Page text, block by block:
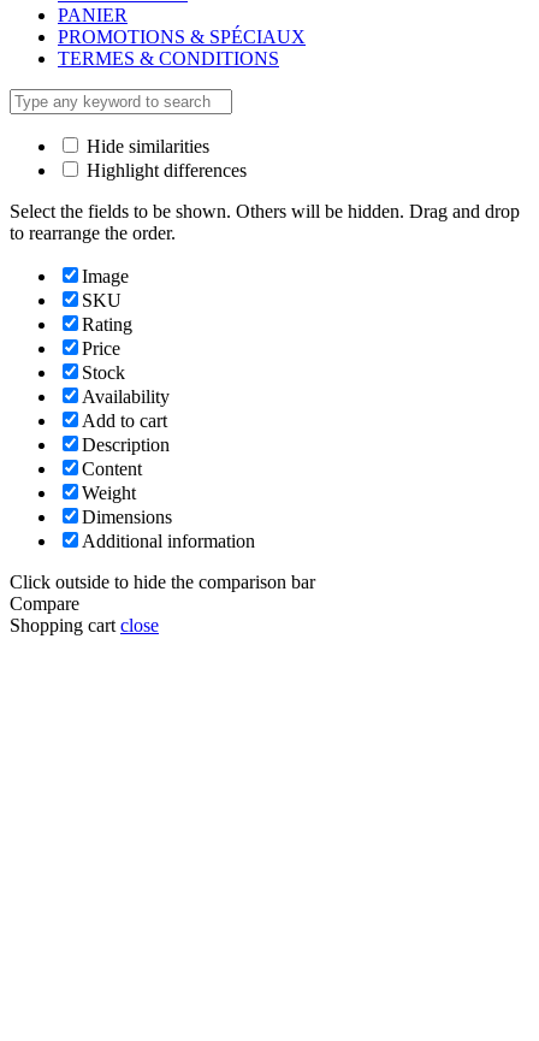
PANIER
PROMOTIONS & SPÉCIAUX
TERMES & CONDITIONS
Hide similarities
Highlight differences
Select the fields to be shown. Others will be hidden. Drag and drop
to rearrange the order.
Image
SKU
Rating
Price
Stock
Availability
Add to cart
Description
Content
Weight
Dimensions
Additional information
Click outside to hide the comparison bar
Compare
Shopping cart close